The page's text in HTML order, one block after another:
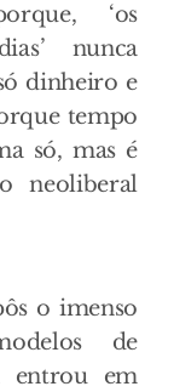
‘os
nunca
dinheiro e
tempo
só, mas é
neoliberal
o imenso
de
entrou em